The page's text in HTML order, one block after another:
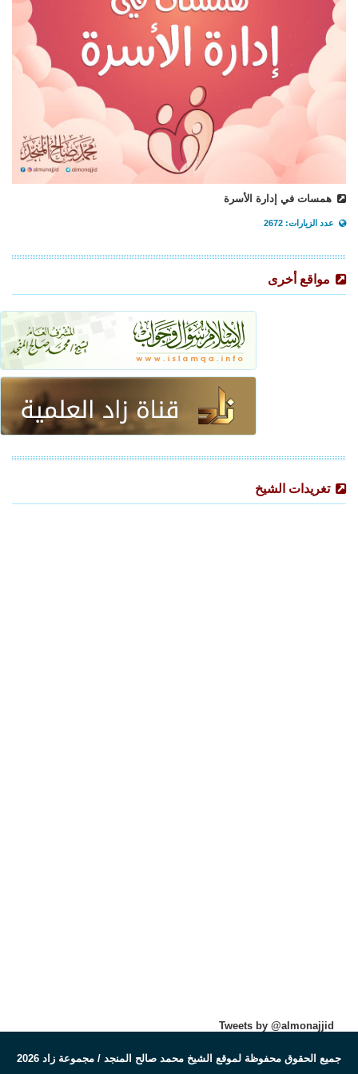
همسات في إدارة الأسرة
عدد الزيارات: 2672
مواقع أخرى
تغريدات الشيخ
Tweets by @almonajjid
جميع الحقوق محفوظة لموقع الشيخ محمد صالح المنجد / مجموعة زاد 2026